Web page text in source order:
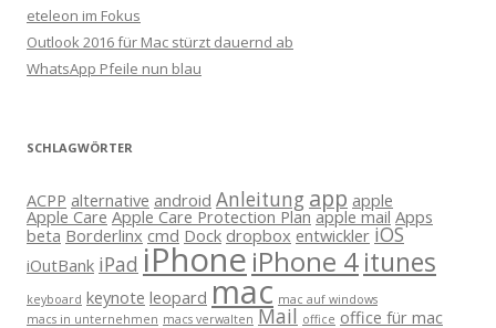
eteleon im Fokus
Outlook 2016 für Mac stürzt dauernd ab
WhatsApp Pfeile nun blau
SCHLAGWÖRTER
ACPP alternative android Anleitung app apple
Apple Care Apple Care Protection Plan apple mail Apps
beta Borderlinx cmd Dock dropbox entwickler iOS
iOutBank iPad iPhone iPhone 4itunes
keyboard keynote leopard mac mac auf windows
macs in unternehmen macs verwalten Mail office office für mac